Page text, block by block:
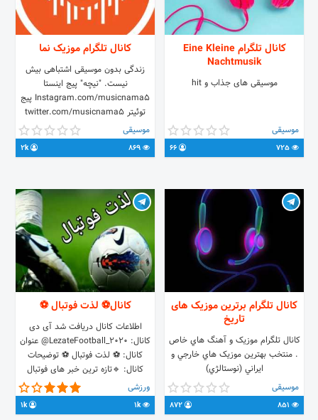
کانال تلگرام Eine Kleine
Nachtmusik
موسیقی های جذاب و hit
موسیقی
کانال تلگرام موزیک نما
زندگی بدون موسیقی اشتباهی بیش
نیست. "نیچه" پیج اینستا
Instagram.com/musicnama5 پیج
توئیتر twitter.com/musicnama5
کانال آپارات
aparat.com/musicnama5 پیج
ادمین @sorenabirckof
موسیقی
2k
کانال تلگرام برترین موزیک های
تاریخ
کانال تلگرام موزيک و آهنگ هاي خاص
. منتخب بهترين موزيک هاي خارجي و
ايراني (نوستالژي)
موسیقی
کانال⚽️ لذت فوتبال ⚽️
اطلاعات کانال دریافت شد آی دی
کانال: LezateFootball_2020@ عنوان
کانال: ⚽️ لذت فوتبال ⚽️ توضیحات
کانال: 🔹تازه ترین خبر های فوتبال
جهان🔹 📊 جدول، نتایج و برنامه
مسابقات فوتبال ❓چالش سوالات فوتبالی
جذاب برای شما❓ مرور خاطرات و اخبار
ورزشی
1k
1k